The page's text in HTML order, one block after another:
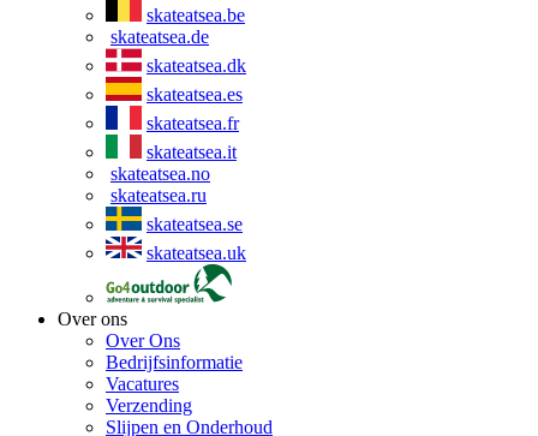
skateatsea.be
skateatsea.de
skateatsea.dk
skateatsea.es
skateatsea.fr
skateatsea.it
skateatsea.no
skateatsea.ru
skateatsea.se
skateatsea.uk
Over ons
Over Ons
Bedrijfsinformatie
Vacatures
Verzending
Slijpen en Onderhoud